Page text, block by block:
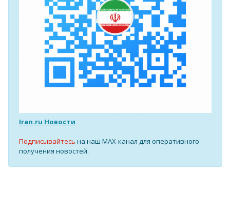
Iran.ru Новости
Подписывайтесь на наш MAX-канал для оперативного
получения новостей.